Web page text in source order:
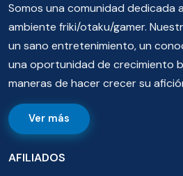
Somos una comunidad dedicada
ambiente friki/otaku/gamer.
un sano entretenimiento, un
una oportunidad de crecimiento
maneras de hacer crecer su
Ver más
AFILIADOS